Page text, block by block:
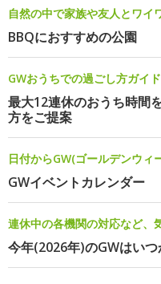
自然の中で家族や友人とワイ
BBQにおすすめの公園
GWおうちでの過ごし方ガイド
最大12連休のおうち時間
方をご提案
日付からGW(ゴールデンウィ
GWイベントカレンダー
連休中の各機関の対応など、
今年(2026年)のGWはいつ